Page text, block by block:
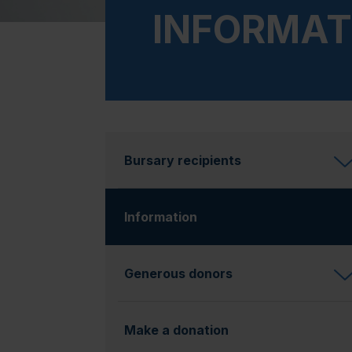
Bursary recipients
Information
(currently selected)
Generous donors
Make a donation